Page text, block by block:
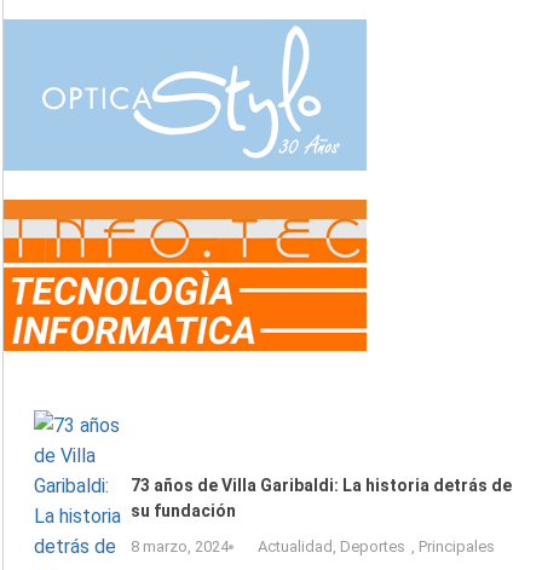
73 años de Villa Garibaldi: La historia detrás de
su fundación
8 marzo, 2024 Actualidad Deportes Principales